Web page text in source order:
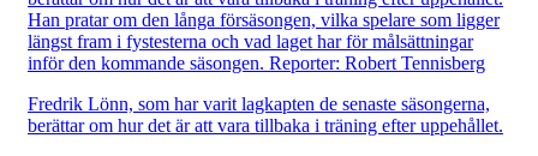
Fredrik Lönn, som har varit lagkapten de senaste säsongerna,
berättar om hur det är att vara tillbaka i träning efter uppehållet.